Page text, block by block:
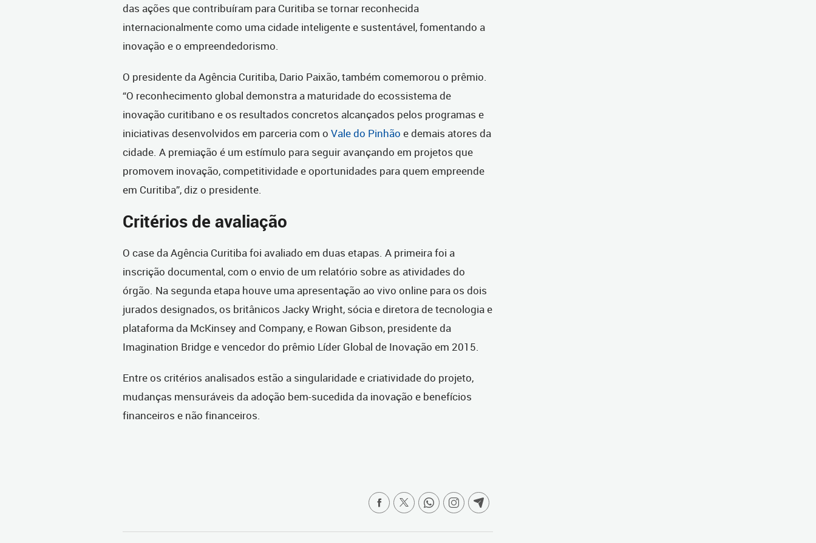
das ações que contribuíram para Curitiba se tornar reconhecida
internacionalmente como uma cidade inteligente e sustentável, fomentando a
inovação e o empreendedorismo.
O presidente da Agência Curitiba, Dario Paixão, também comemorou o prêmio.
“O reconhecimento global demonstra a maturidade do ecossistema de
inovação curitibano e os resultados concretos alcançados pelos programas e
iniciativas desenvolvidos em parceria com o Vale do Pinhão e demais atores da
cidade. A premiação é um estímulo para seguir avançando em projetos que
promovem inovação, competitividade e oportunidades para quem empreende
em Curitiba”, diz o presidente.
Critérios de avaliação
O case da Agência Curitiba foi avaliado em duas etapas. A primeira foi a
inscrição documental, com o envio de um relatório sobre as atividades do
órgão. Na segunda etapa houve uma apresentação ao vivo online para os dois
jurados designados, os britânicos Jacky Wright, sócia e diretora de tecnologia e
plataforma da McKinsey and Company, e Rowan Gibson, presidente da
Imagination Bridge e vencedor do prêmio Líder Global de Inovação em 2015.
Entre os critérios analisados estão a singularidade e criatividade do projeto,
mudanças mensuráveis da adoção bem-sucedida da inovação e benefícios
financeiros e não financeiros.